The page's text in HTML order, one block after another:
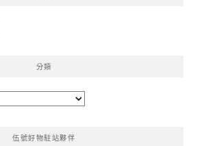
分類
伍號好物駐站夥伴